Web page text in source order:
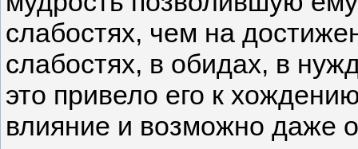
слабостях, чем на
слабостях, в обидах, в
это привело его к
влияние и возможно даже